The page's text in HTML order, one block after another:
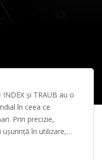
și TRAUB au o
în ceea ce
Prin precizie,
în utilizare,